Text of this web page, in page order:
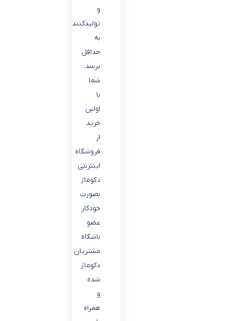
و
تولیدکننده
به
حداقل
برسد.
شما
با
اولین
خرید
از
فروشگاه
اینترنتی
دکوماژ
بصورت
خودکار
عضو
باشگاه
مشتریان
دکوماژ
شده
و
همراه